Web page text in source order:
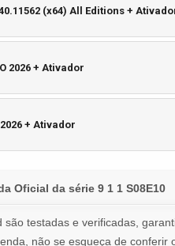
(x64) All Editions +
2026 + Ativador
+ Ativador
Oficial da série 9 1 1 S08E10
testadas e verificadas,
não se esqueça de conferir